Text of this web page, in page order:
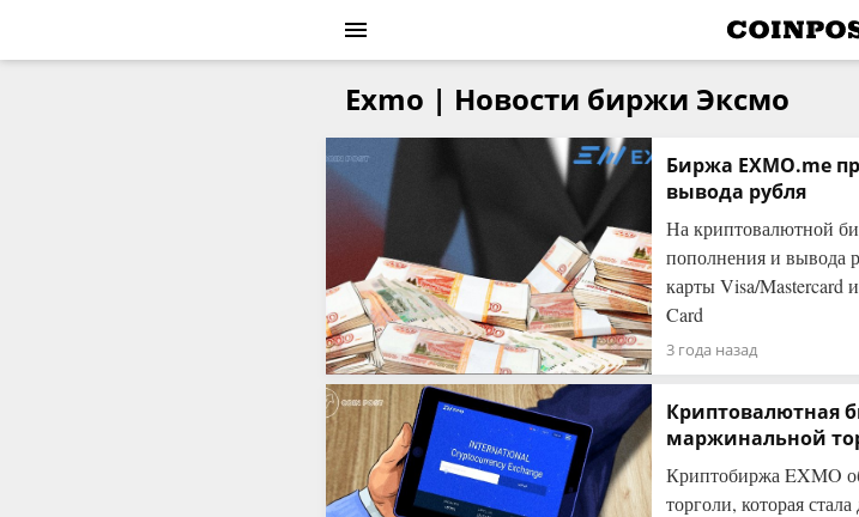
Exmo | Новости биржи Эксмо
Биржа EXMO.me
вывода рубля
На криптовалютной
пополнения и вывода
карты Visa/
Card
3 года назад
Криптовалютная
маржинальной
Криптобиржа EXMO
торголи, которая